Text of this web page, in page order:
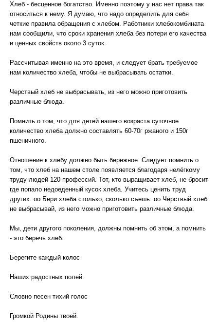
Хлеб - бесценное богатство. Именно поэтому у нас нет права так
относиться к нему. Я думаю, что надо определить для себя
четкие правила обращения с хлебом. Работники хлебокомбината
нам сообщили, что сроки хранения хлеба без потери его качества
и ценных свойств около 3 суток.
Рассчитывая именно на это время, и следует брать требуемое
нам количество хлеба, чтобы не выбрасывать остатки.
Черствый хлеб не выбрасывать, из него можно приготовить
различные блюда.
Помнить о том, что для детей нашего возраста суточное
количество хлеба должно составлять 60-70г ржаного и 150г
пшеничного.
Отношение к хлебу должно быть бережное. Следует помнить о
том, что хлеб на нашем столе появляется благодаря нелёгкому
труду людей 120 профессий. Тот, кто выращивает хлеб, не бросит
где попало недоеденный кусок хлеба. Учитесь ценить труд
других. oo Бери хлеба столько, сколько съешь. oo Чёрствый хлеб
не выбрасывай, из него можно приготовить различные блюда.
Мы, дети другого поколения, должны помнить об этом, а помнить
- это беречь хлеб.
Берегите каждый колос
Наших радостных полей.
Словно песен тихий голос
Громкой Родины твоей.